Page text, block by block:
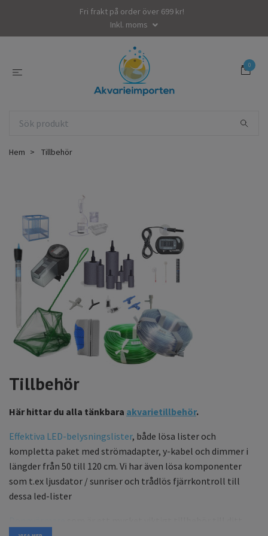
Fri frakt på order över 699 kr!
Inkl. moms
0
Hem Tillbehör
Tillbehör
Här hittar du alla tänkbara akvarietillbehör.
Effektiva LED-belysningslister, både lösa lister och
kompletta paket med strömadapter, y-kabel och dimmer i
längder från 50 till 120 cm. Vi har även lösa komponenter
som t.ex ljusdator / sunriser och trådlös fjärrkontroll till
dessa led-lister